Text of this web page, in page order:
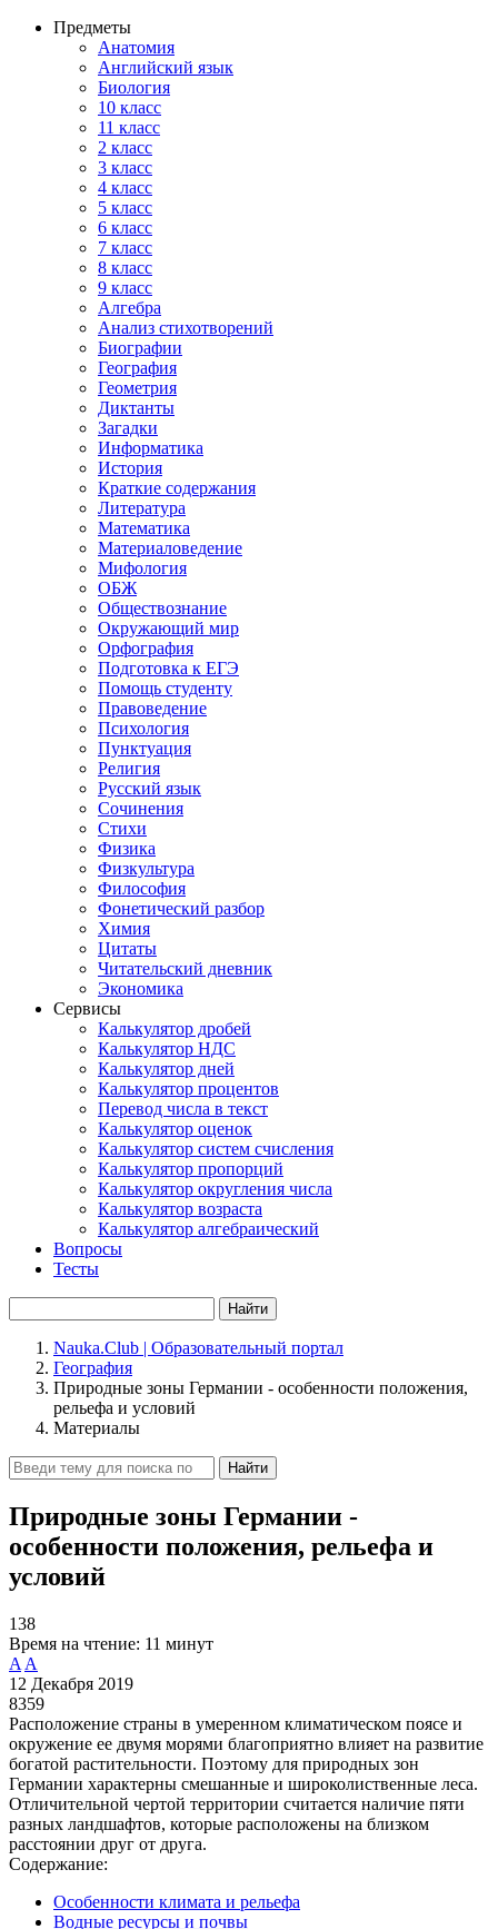
Предметы
Анатомия
Английский язык
Биология
10 класс
11 класс
2 класс
3 класс
4 класс
5 класс
6 класс
7 класс
8 класс
9 класс
Алгебра
Анализ стихотворений
Биографии
География
Геометрия
Диктанты
Загадки
Информатика
История
Краткие содержания
Литература
Математика
Материаловедение
Мифология
ОБЖ
Обществознание
Окружающий мир
Орфография
Подготовка к ЕГЭ
Помощь студенту
Правоведение
Психология
Пунктуация
Религия
Русский язык
Сочинения
Стихи
Физика
Физкультура
Философия
Фонетический разбор
Химия
Цитаты
Читательский дневник
Экономика
Сервисы
Калькулятор дробей
Калькулятор НДС
Калькулятор дней
Калькулятор процентов
Перевод числа в текст
Калькулятор оценок
Калькулятор систем счисления
Калькулятор пропорций
Калькулятор округления числа
Калькулятор возраста
Калькулятор алгебраический
Вопросы
Тесты
Найти
Nauka.Club | Образовательный портал
География
Природные зоны Германии - особенности положения,
рельефа и условий
Материалы
Найти
Природные зоны Германии -
особенности положения, рельефа и
условий
138
Время на чтение: 11 минут
A A
12 Декабря 2019
8359
Расположение страны в умеренном климатическом поясе и
окружение ее двумя морями благоприятно влияет на развитие
богатой растительности. Поэтому для природных зон
Германии характерны смешанные и широколиственные леса.
Отличительной чертой территории считается наличие пяти
разных ландшафтов, которые расположены на близком
расстоянии друг от друга.
Содержание:
Особенности климата и рельефа
Водные ресурсы и почвы